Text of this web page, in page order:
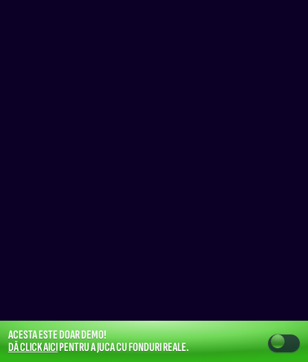
ACESTA ESTE DOAR DEMO!
DĂ CLICK AICIPENTRU A JUCA CU FONDURI REALE.